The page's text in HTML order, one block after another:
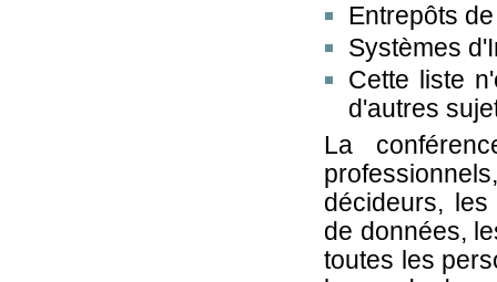
Entrepôts
Systèmes
Cette liste
d'autres
La
décideurs,
de données,
toutes les